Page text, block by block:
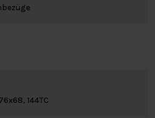
144TC